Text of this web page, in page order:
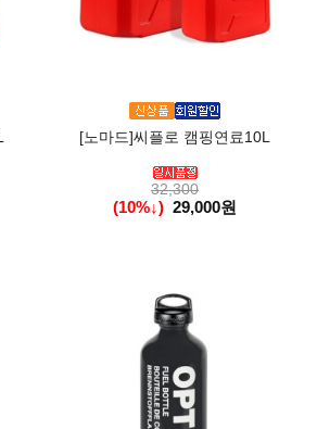
[노마드]씨플로 캠핑연료10L
32,300
(10%↓) 29,000원